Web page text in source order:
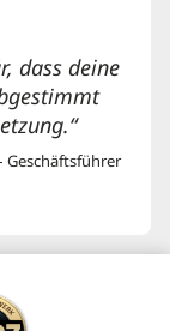
dass deine
Geschäftsführer